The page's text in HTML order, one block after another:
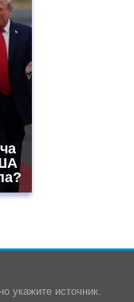
укажите источник.